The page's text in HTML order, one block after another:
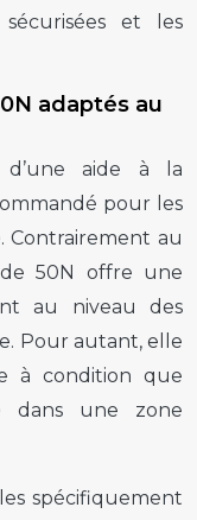
et les
adaptés au
aide à la
pour les
Contrairement au
50N offre une
au niveau des
Pour autant, elle
à condition que
dans une zone
spécifiquement